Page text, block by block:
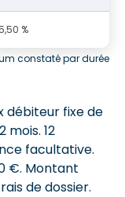
%
constaté par durée
débiteur fixe de
mois. 12
facultative.
€. Montant
de dossier.